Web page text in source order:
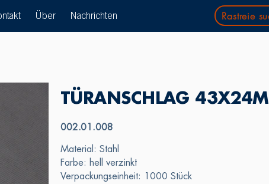
Über Nachrichten Rastreie
TÜRANSCHLAG
002.01.008
Material: Stahl
Farbe: hell verzinkt
Verpackungseinheit: 1000 Stück